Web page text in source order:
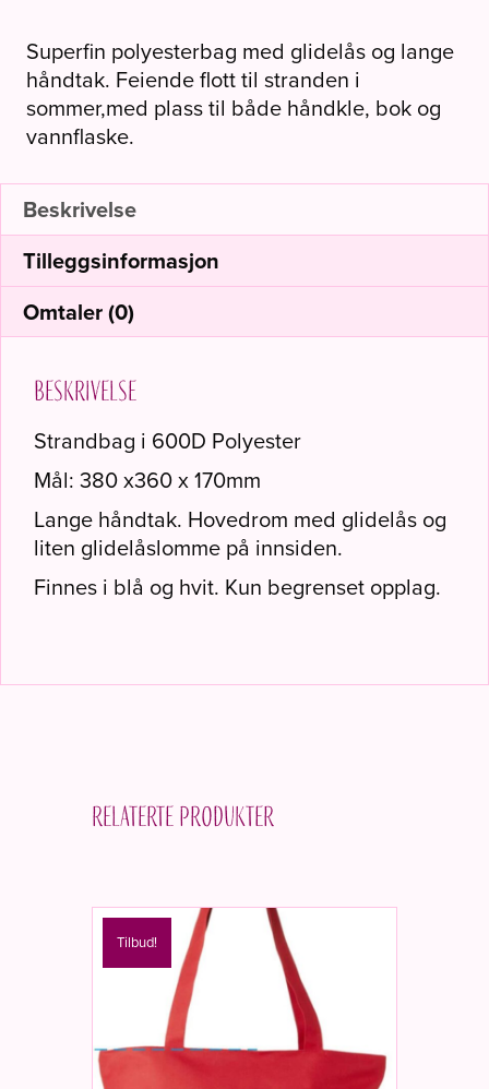
enhver
dame/mann
-
"It
´s
in
here
somewhere"
Hvit/blå
antall
Superfin polyesterbag med glidelås og lange
håndtak. Feiende flott til stranden i
sommer,med plass til både håndkle, bok og
vannflaske.
Beskrivelse
Tilleggsinformasjon
Omtaler (0)
Beskrivelse
Strandbag i 600D Polyester
Mål: 380 x360 x 170mm
Lange håndtak. Hovedrom med glidelås og
liten glidelåslomme på innsiden.
Finnes i blå og hvit. Kun begrenset opplag.
Relaterte produkter
Tilbud!